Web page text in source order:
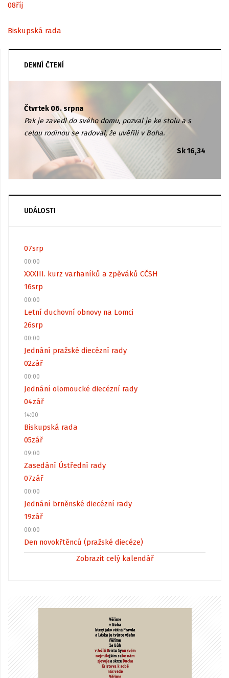
08říj
Biskupská rada
DENNÍ ČTENÍ
Čtvrtek 06. srpna
Pak je zavedl do svého domu, pozval je ke stolu a s
celou rodinou se radoval, že uvěřili v Boha.
Sk 16,34
UDÁLOSTI
07srp
00:00
XXXIII. kurz varhaníků a zpěváků CČSH
16srp
00:00
Letní duchovní obnovy na Lomci
26srp
00:00
Jednání pražské diecézní rady
02zář
00:00
Jednání olomoucké diecézní rady
04zář
14:00
Biskupská rada
05zář
09:00
Zasedání Ústřední rady
07zář
00:00
Jednání brněnské diecézní rady
19zář
00:00
Den novokřtěnců (pražské diecéze)
Zobrazit celý kalendář